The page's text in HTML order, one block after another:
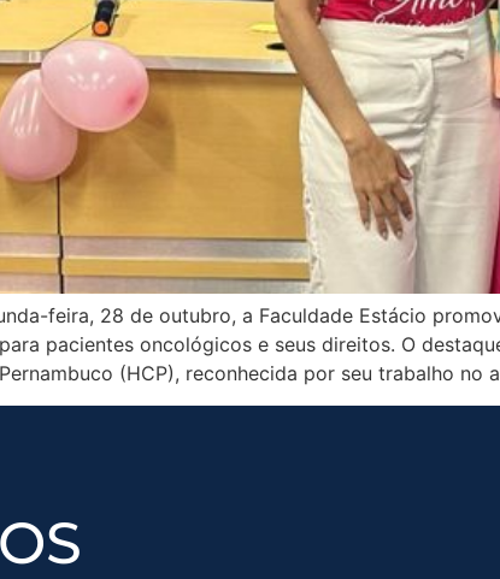
feira, 28 de outubro, a Faculdade Estácio
pacientes oncológicos e seus direitos. O
(HCP), reconhecida por seu trabalho no